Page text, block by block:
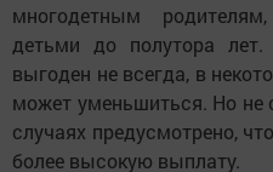
многодетным
детьми до полутора лет.
выгоден не всегда, в
может уменьшиться. Но не
случаях предусмотрено,
более высокую выплату.